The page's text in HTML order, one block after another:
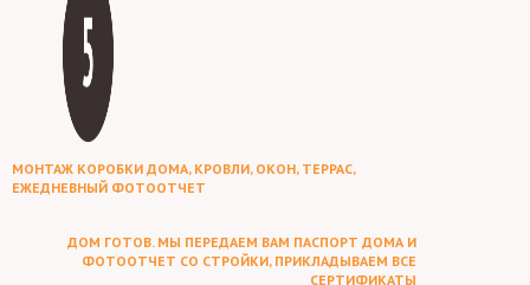
МОНТАЖ КОРОБКИ ДОМА, КРОВЛИ, ОКОН, ТЕРРАС,
ЕЖЕДНЕВНЫЙ ФОТООТЧЕТ
ДОМ ГОТОВ. МЫ ПЕРЕДАЕМ ВАМ ПАСПОРТ ДОМА И
ФОТООТЧЕТ СО СТРОЙКИ, ПРИКЛАДЫВАЕМ ВСЕ
СЕРТИФИКАТЫ